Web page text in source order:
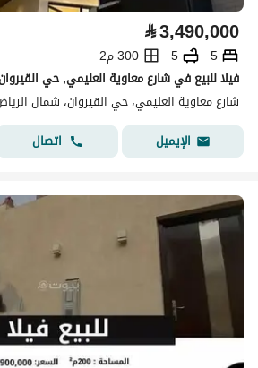
⃁3,490,000
5
5
300 م2
فيلا للبيع في شارع معاوية العليمي, حي
شارع معاوية العليمي، حي القيروان، شمال
الإيميل
اتصال